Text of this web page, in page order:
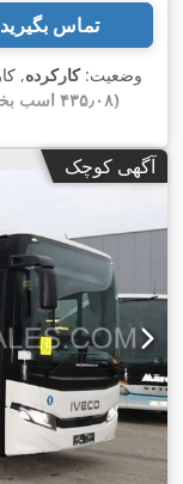
تماس بگیرید
وضعیت:کارکرده,
(۴۳۵٫۰۸ اسب بخار)
,
دیگر, ترمزها:رتاردر
آگهی کوچک